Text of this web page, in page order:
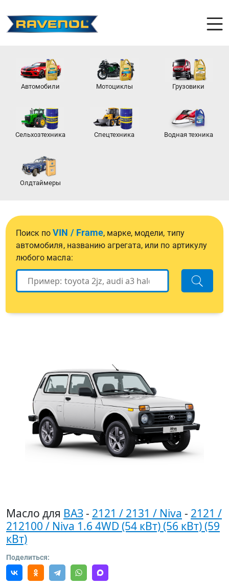
Автомобили Мотоциклы Грузовики
Сельхозтехника Спецтехника Водная техника
Олдтаймеры
Поиск поVIN / Frame, марке, модели, типу
автомобиля, названию агрегата, или по артикулу
любого масла:
Масло для ВАЗ- 2121 / 2131 / Niva - 2121 /
212100 / Niva 1.6 4WD (54 кВт) (56 кВт) (59
кВт)
Поделиться: